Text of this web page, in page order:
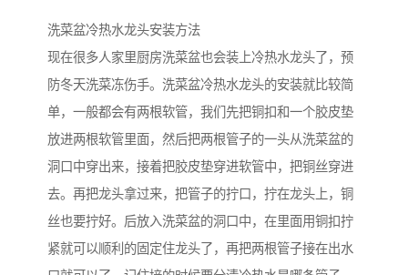
洗菜盆冷热水龙头安装方法
现在很多人家里厨房洗菜盆也会装上冷热水龙头了，预
防冬天洗菜冻伤手。洗菜盆冷热水龙头的安装就比较简
单，一般都会有两根软管，我们先把铜扣和一个胶皮垫
放进两根软管里面，然后把两根管子的一头从洗菜盆的
洞口中穿出来，接着把胶皮垫穿进软管中，把铜丝穿进
去。再把龙头拿过来，把管子的拧口，拧在龙头上，铜
丝也要拧好。后放入洗菜盆的洞口中，在里面用铜扣拧
紧就可以顺利的固定住龙头了，再把两根管子接在出水